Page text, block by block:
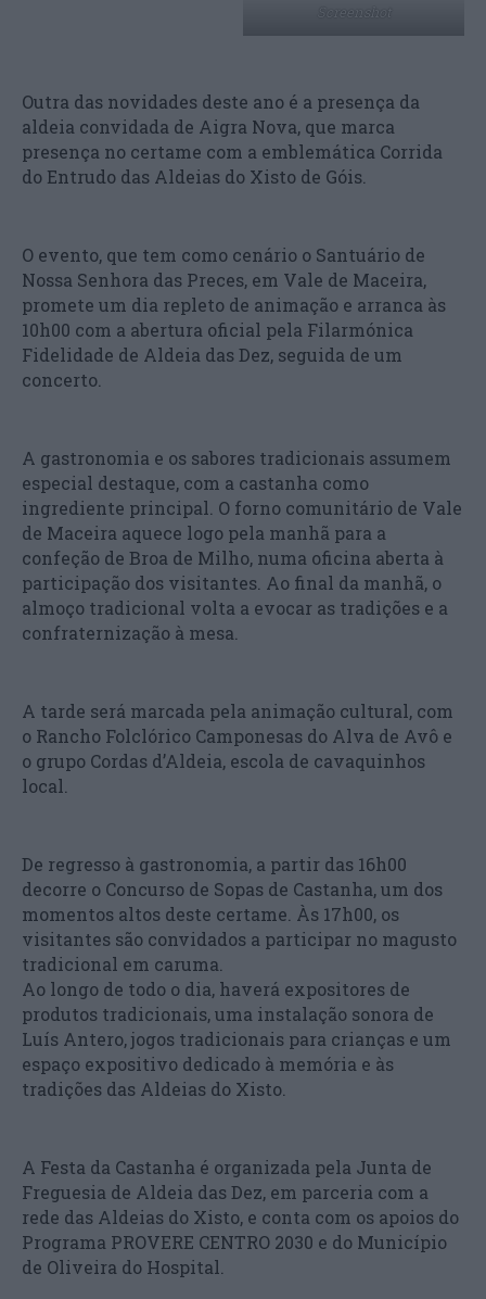
Screenshot
Outra das novidades deste ano é a presença da
aldeia convidada de Aigra Nova, que marca
presença no certame com a emblemática Corrida
do Entrudo das Aldeias do Xisto de Góis.
O evento, que tem como cenário o Santuário de
Nossa Senhora das Preces, em Vale de Maceira,
promete um dia repleto de animação e arranca às
10h00 com a abertura oficial pela Filarmónica
Fidelidade de Aldeia das Dez, seguida de um
concerto.
A gastronomia e os sabores tradicionais assumem
especial destaque, com a castanha como
ingrediente principal. O forno comunitário de Vale
de Maceira aquece logo pela manhã para a
confeção de Broa de Milho, numa oficina aberta à
participação dos visitantes. Ao final da manhã, o
almoço tradicional volta a evocar as tradições e a
confraternização à mesa.
A tarde será marcada pela animação cultural, com
o Rancho Folclórico Camponesas do Alva de Avô e
o grupo Cordas d’Aldeia, escola de cavaquinhos
local.
De regresso à gastronomia, a partir das 16h00
decorre o Concurso de Sopas de Castanha, um dos
momentos altos deste certame. Às 17h00, os
visitantes são convidados a participar no magusto
tradicional em caruma.
Ao longo de todo o dia, haverá expositores de
produtos tradicionais, uma instalação sonora de
Luís Antero, jogos tradicionais para crianças e um
espaço expositivo dedicado à memória e às
tradições das Aldeias do Xisto.
A Festa da Castanha é organizada pela Junta de
Freguesia de Aldeia das Dez, em parceria com a
rede das Aldeias do Xisto, e conta com os apoios do
Programa PROVERE CENTRO 2030 e do Município
de Oliveira do Hospital.